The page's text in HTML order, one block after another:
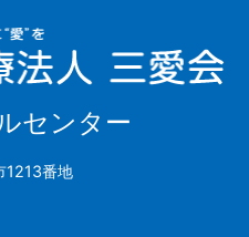
センター
1213番地